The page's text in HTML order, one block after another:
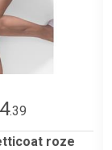
.39
roze